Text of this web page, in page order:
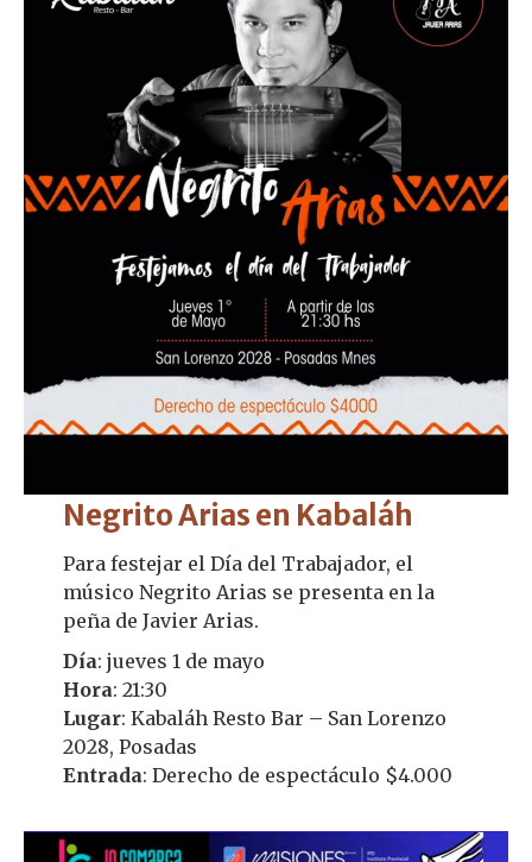
Negrito Arias en Kabaláh
Para festejar el Día del Trabajador, el
músico Negrito Arias se presenta en la
peña de Javier Arias.
Día: jueves 1 de mayo
Hora: 21:30
Lugar: Kabaláh Resto Bar – San Lorenzo
2028, Posadas
Entrada: Derecho de espectáculo $4.000